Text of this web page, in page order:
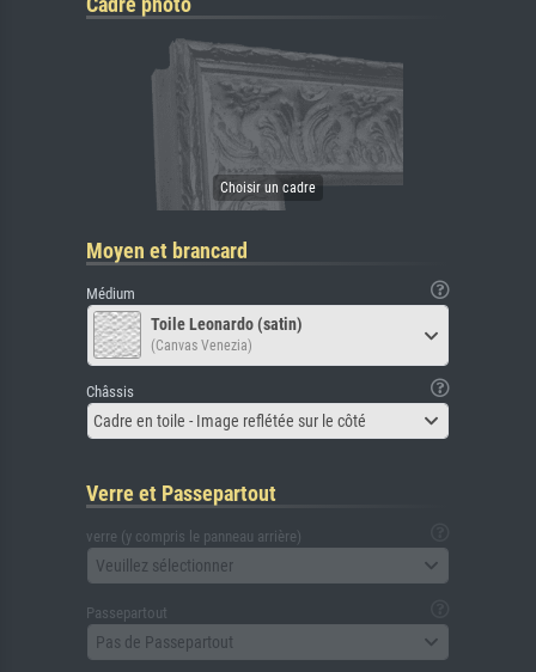
Moyen et brancard
Médium
Toile Leonardo (satin)
(Canvas Venezia)
Châssis
Cadre en toile - Image reflétée sur le côté
Verre et Passepartout
verre (y compris le panneau arrière)
Veuillez sélectionner
Passepartout
Pas de Passepartout